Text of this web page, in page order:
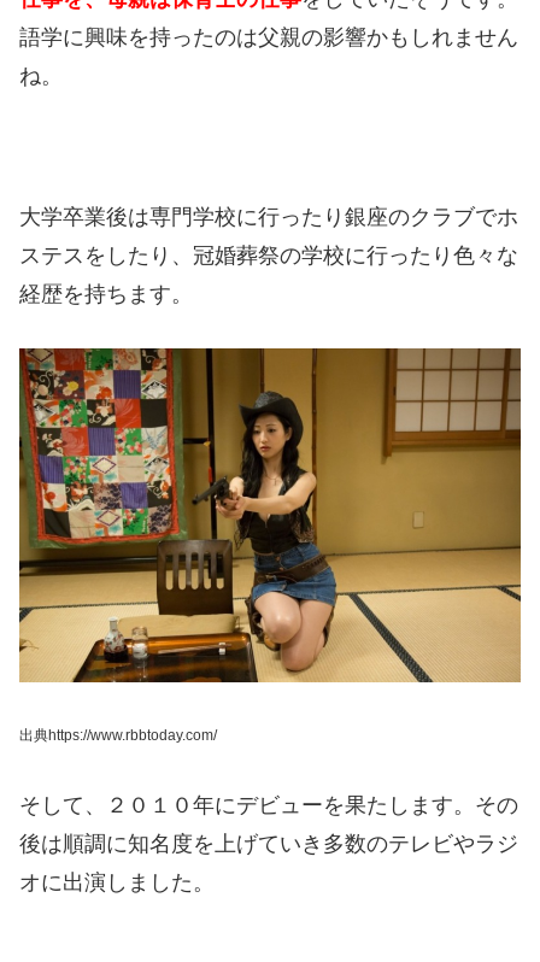
語学に興味を持ったのは父親の影響かもしれません
ね。
大学卒業後は専門学校に行ったり銀座のクラブでホ
ステスをしたり、冠婚葬祭の学校に行ったり色々な
経歴を持ちます。
出典https://www.rbbtoday.com/
そして、２０１０年にデビューを果たします。 その
後は順調に知名度を上げていき多数のテレビやラジ
オに出演しました。